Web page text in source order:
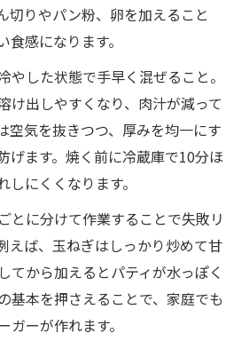
切りやパン粉、卵を加えること
感になります。
やした状態で手早く混ぜること。
け出しやすくなり、肉汁が減って
空気を抜きつつ、厚みを均一にす
げます。焼く前に冷蔵庫で10分ほ
しにくくなります。
とに分けて作業することで失敗リ
えば、玉ねぎはしっかり炒めて甘
てから加えるとパティが水っぽく
基本を押さえることで、家庭でも
ガーが作れます。